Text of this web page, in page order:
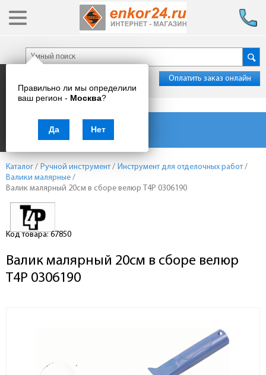
Правильно ли мы определили
ваш регион - Москва?
Да Нет
Оплатить заказ онлайн
Каталог товаров
Каталог / Ручной инструмент/ Инструмент для отделочных работ/
Валики малярные /
Валик малярный 20см в сборе велюр T4P 0306190
Код товара: 67850
Валик малярный 20см в сборе велюр
T4P 0306190